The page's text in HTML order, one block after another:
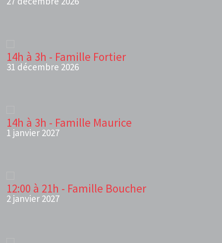
14h à 3h - Famille Fortier
31 décembre 2026
14h à 3h - Famille Maurice
1 janvier 2027
12:00 à 21h - Famille Boucher
2 janvier 2027